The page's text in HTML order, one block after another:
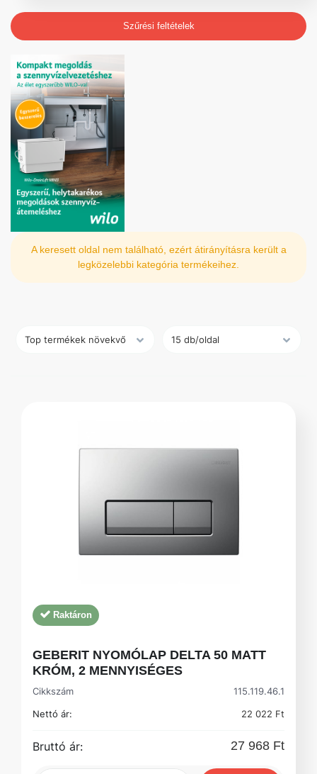
Szűrési feltételek
A keresett oldal nem található, ezért átirányításra került a
legközelebbi kategória termékeihez.
Raktáron
GEBERIT NYOMÓLAP DELTA 50 MATT
KRÓM, 2 MENNYISÉGES
Cikkszám
115.119.46.1
Nettó ár:
22 022 Ft
Bruttó ár: 27 968 Ft